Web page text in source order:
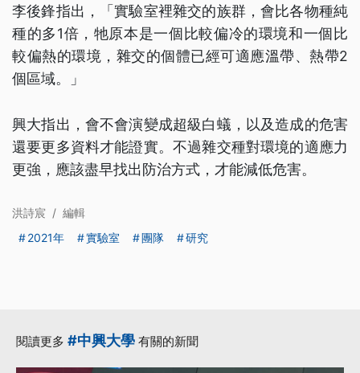
李後鋒指出，「實驗室裡雜交的族群，會比各物種純
種的多1倍，牠原本是一個比較偏冷的環境和一個比
較偏熱的環境，雜交的個體已經可適應溫帶、熱帶2
個區域。」
興大指出，會不會演變成超級白蟻，以及造成的危害
還要更多資料才能證實。不過雜交種對環境的適應力
更強，應該盡早找出防治方式，才能減低危害。
洪詩宸 / 編輯
2021年
實驗室 團隊 研究
閱讀更多 #中興大學 有關的新聞